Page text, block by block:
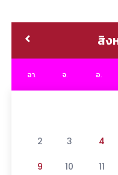
สิง
อา. จ. อ.
2 3 4
9 10 11